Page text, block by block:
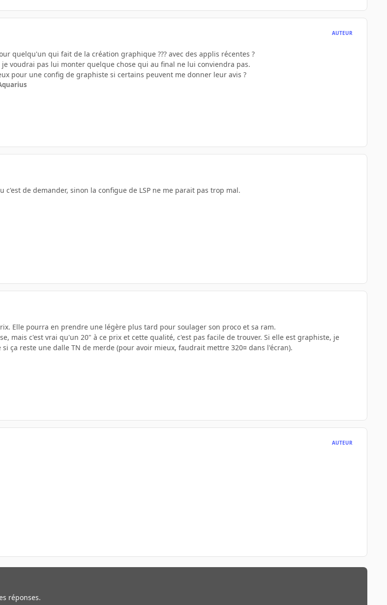
AUTEUR
quelqu'un qui fait de la création graphique ??? avec des applis récentes ?
voudrai pas lui monter quelque chose qui au final ne lui conviendra pas.
pour une config de graphiste si certains peuvent me donner leur avis ?
c'est de demander, sinon la configue de LSP ne me parait pas trop mal.
Elle pourra en prendre une légère plus tard pour soulager son proco et sa ram.
mais c'est vrai qu'un 20" à ce prix et cette qualité, c'est pas facile de trouver. Si elle est graphiste, je
ça reste une dalle TN de merde (pour avoir mieux, faudrait mettre 320¤ dans l'écran).
AUTEUR
réponses.